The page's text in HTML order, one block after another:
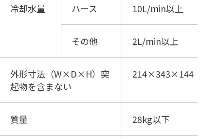
冷却水量 ハース 10L/min以上
その他 2L/min以上
外形寸法（W×D×H）突
起物を含まない
214×343×144（
質量 28kg以下